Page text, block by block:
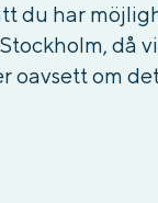
du har
då
oavsett om